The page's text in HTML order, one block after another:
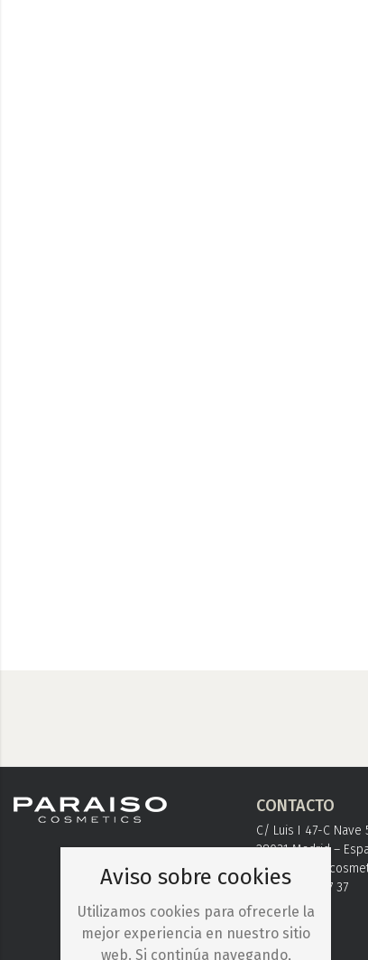
CONTACTO
C/ Luis I 47-C Nave
28031 Madrid –
+ 34 91 778 37 37
Aviso sobre cookies
Utilizamos cookies para ofrecerle la
mejor experiencia en nuestro sitio
web. Si continúa navegando,